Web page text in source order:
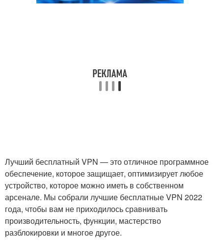
Лучший бесплатный VPN — это отличное программное
обеспечение, которое защищает, оптимизирует любое
устройство, которое можно иметь в собственном
арсенале. Мы собрали лучшие бесплатные VPN 2022
года, чтобы вам не приходилось сравнивать
производительность, функции, мастерство
разблокировки и многое другое.